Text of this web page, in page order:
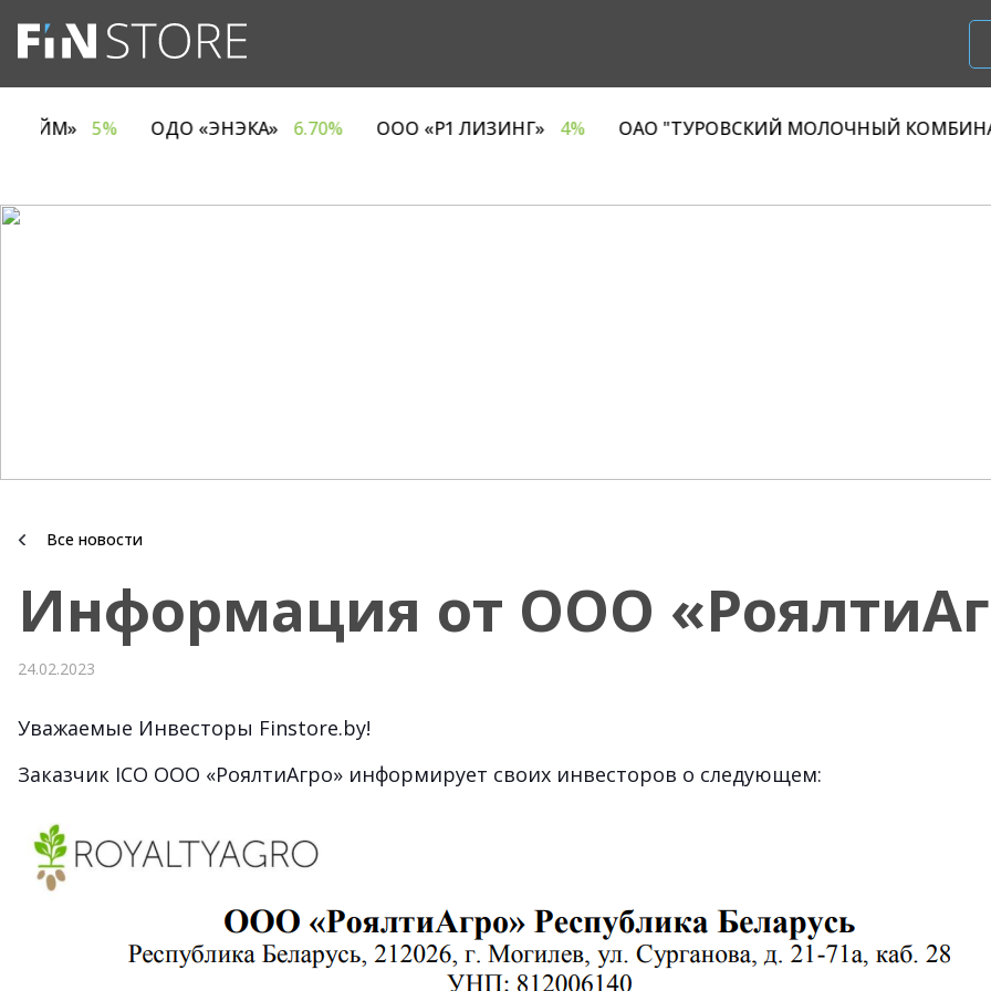
ЕВРОТАЙМ» 5% ОДО «ЭНЭКА» 6.70% ООО «Р1 ЛИЗИНГ» 4% ОАО "ТУРОВСКИЙ
Все новости
Информация от ООО
24.02.2023
Уважаемые Инвесторы Finstore.by!
Заказчик ICO ООО «РоялтиАгро» информирует своих инвесторов о следующем: